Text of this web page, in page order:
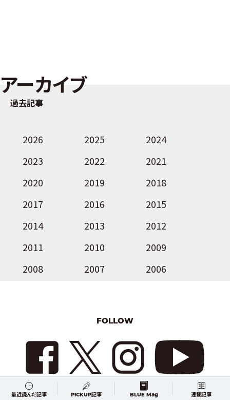
アーカイブ
過去記事
2026 2025
2024
2023
2022
2021
2020
2019
2018
2017
2016
2015
2014
2013
2012
2011
2010
2009
2008
2007 2006
FOLLOW
最近読んだ記事 PICKUP記事 BLUE Mag 連載記事